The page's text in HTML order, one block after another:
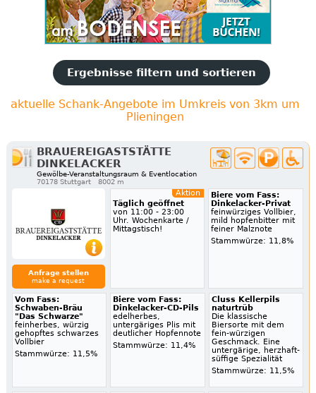
Ergebnisse filtern und sortieren
aktuelle Schank-Angebote im Umkreis von 3km um
Plieningen
BRAUEREIGASTSTÄTTE
DINKELACKER
Gewölbe-Veranstaltungsraum & Eventlocation
70178 Stuttgart
8002 m
Anfrage stellen
make a request
Aktion
Täglich geöffnet
von 11:00 - 23:00
Uhr. Wochenkarte /
Mittagstisch!
Biere vom Fass:
Dinkelacker-Privat
feinwürziges Vollbier,
mild hopfenbitter mit
feiner Malznote
Stammwürze: 11,8%
Vom Fass:
Schwaben-Bräu
"Das Schwarze"
feinherbes, würzig
gehopftes schwarzes
Vollbier
Stammwürze: 11,5%
Biere vom Fass:
Dinkelacker-CD-Pils
edelherbes,
untergäriges Plis mit
deutlicher Hopfennote
Stammwürze: 11,4%
Cluss Kellerpils
naturtrüb
Die klassische
Biersorte mit dem
fein-würzigen
Geschmack. Eine
untergärige, herzhaft-
süffige Spezialität
Stammwürze: 11,5%